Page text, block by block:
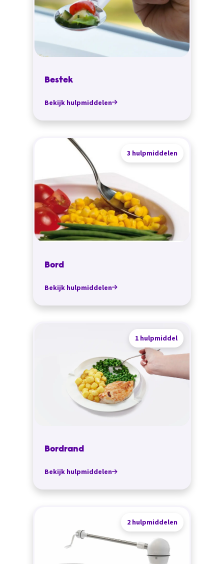
Bestek
Bekijk hulpmiddelen
3 hulpmiddelen
Bord
Bekijk hulpmiddelen
1 hulpmiddel
Bordrand
Bekijk hulpmiddelen
2 hulpmiddelen